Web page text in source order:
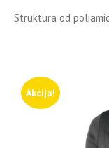
Struktura od
Akcija!